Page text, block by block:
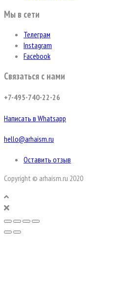
Мы в сети
Телеграм
Instagram
Facebook
Связаться с нами
+7-495-740-22-26
Написать в Whatsapp
hello@arhaism.ru
Оставить отзыв
Copyright © arhaism.ru 2020